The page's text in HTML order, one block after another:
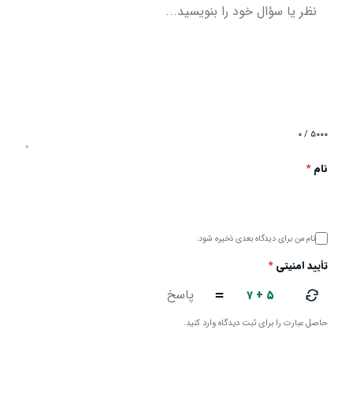
۰ / ۵۰۰۰
نام*
نام من برای دیدگاه بعدی ذخیره شود.
تأیید امنیتی*
۷ + ۵ =
حاصل عبارت را برای ثبت دیدگاه وارد کنید.